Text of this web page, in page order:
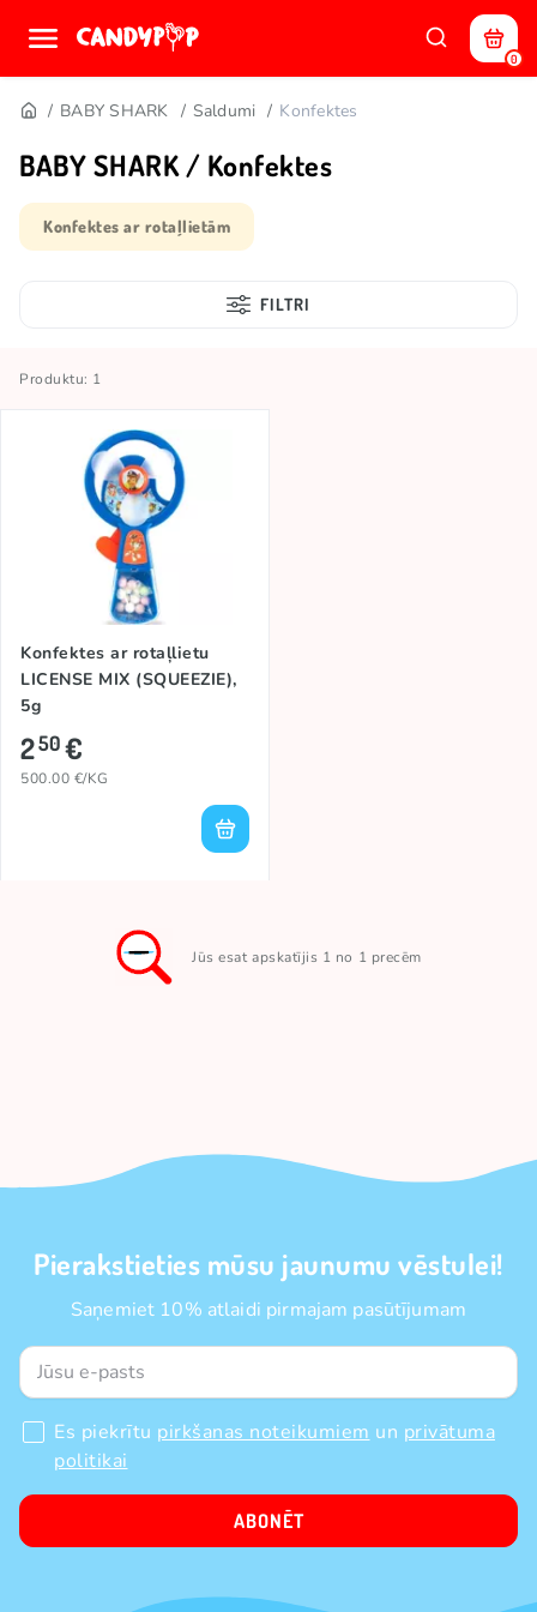
0
BABY SHARK Saldumi Konfektes
BABY SHARK / Konfektes
Konfektes ar rotaļlietām
FILTRI
Produktu: 1
Konfektes ar rotaļlietu
LICENSE MIX (SQUEEZIE),
5g
250€
500.00 €/KG
Jūs esat apskatījis 1 no 1 precēm
Pierakstieties mūsu jaunumu vēstulei!
Saņemiet 10% atlaidi pirmajam pasūtījumam
Es piekrītu pirkšanas noteikumiem un privātuma
politikai
ABONĒT